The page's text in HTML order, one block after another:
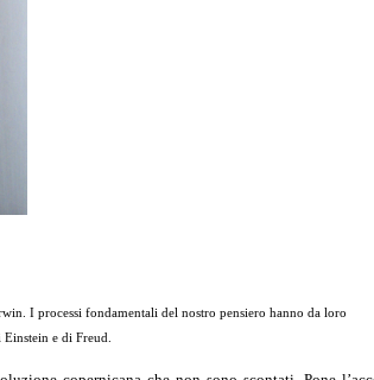
I processi fondamentali del nostro pensiero hanno da loro
e di Freud.